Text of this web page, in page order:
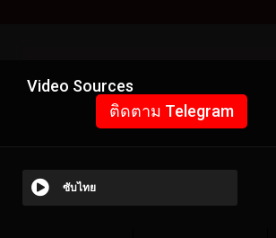
Video Sources
ติดตาม Telegram
ซับไทย